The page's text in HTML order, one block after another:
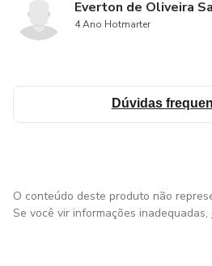
Everton de Oliveira
4 Ano Hotmarter
Dúvidas
O conteúdo deste produto não
Se você vir informações inadequadas,